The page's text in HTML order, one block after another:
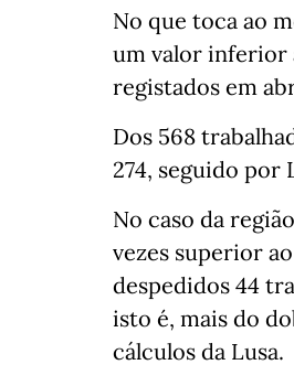
No que toca ao
um valor inferior
registados em
Dos 568
274, seguido por
No caso da
vezes superior
despedidos 44
isto é, mais do
cálculos da Lusa.